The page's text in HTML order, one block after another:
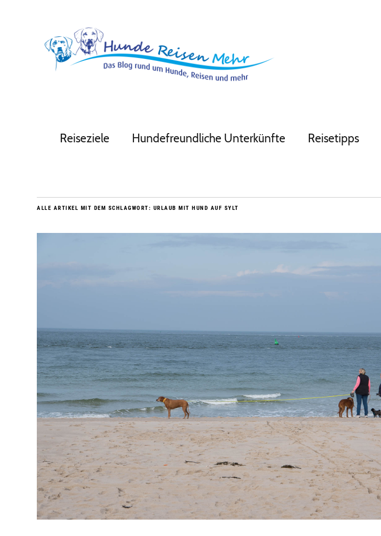
Reiseziele Hundefreundliche Unterkünfte Reisetipps
ALLE ARTIKEL MIT DEM SCHLAGWORT: URLAUB MIT HUND AUF SYLT